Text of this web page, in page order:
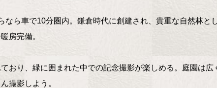
ら車で10分圏内。鎌倉時代に創建され、貴重な自然林と
房完備。
おり、緑に囲まれた中での記念撮影が楽しめる。庭園は広
撮影しよう。